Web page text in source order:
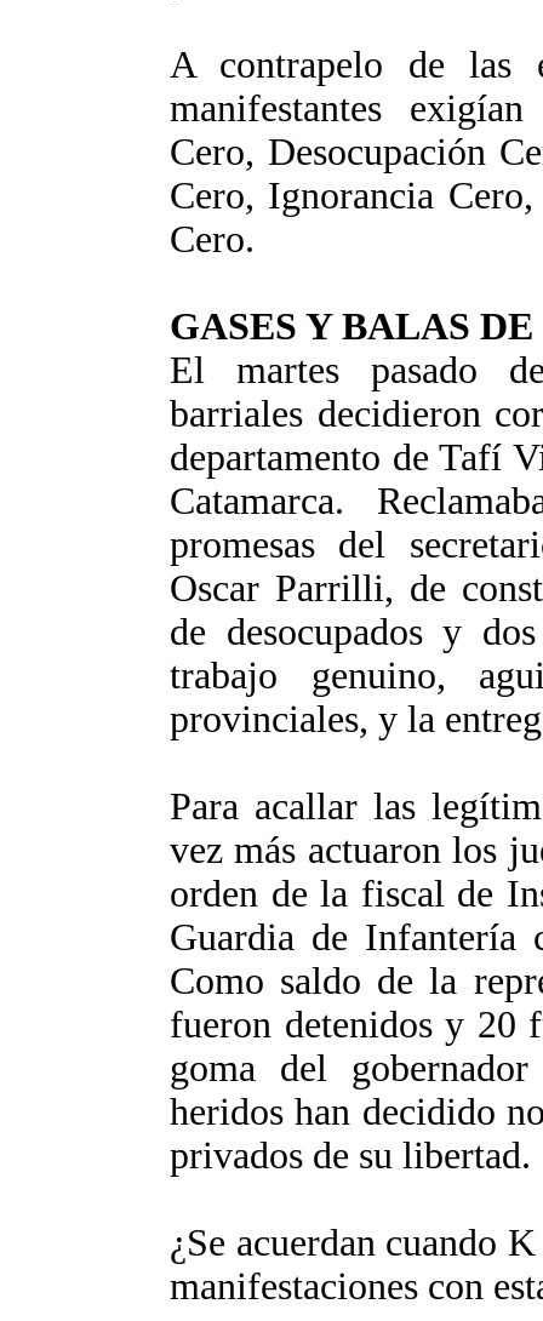
A contrapelo de las
manifestantes
Cero, Desocupación
Cero, Ignorancia
Cero.
GASES Y BALAS
El martes pasado
barriales decidieron
departamento de Tafí
Catamarca.
promesas del
Oscar Parrilli, de
de desocupados y
trabajo genuino,
provinciales, y la
Para acallar las
vez más actuaron los
orden de la fiscal de
Guardia de Infantería
Como saldo de la
fueron detenidos y 20
goma del
heridos han decidido
privados de su libertad.
¿Se acuerdan cuando
manifestaciones con